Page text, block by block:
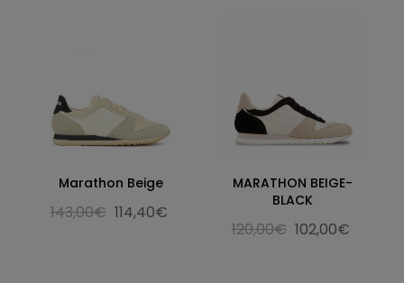
Marathon Beige
143,00€ 114,40€
MARATHON BEIGE-
BLACK
120,00€ 102,00€